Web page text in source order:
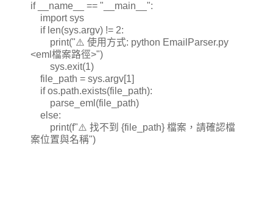
if __name__ == "__main__":
import sys
if len(sys.argv) != 2:
print("⚠️ 使用方式: python EmailParser.py
<eml檔案路徑>")
sys.exit(1)
file_path = sys.argv[1]
if os.path.exists(file_path):
parse_eml(file_path)
else:
print(f"⚠️ 找不到 {file_path} 檔案，請確認檔
案位置與名稱")